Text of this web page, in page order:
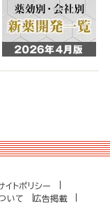
イトポリシー
いて
広告掲載